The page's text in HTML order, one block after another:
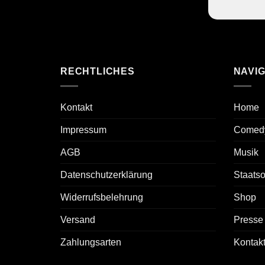
RECHTLICHES
Kontakt
Impressum
AGB
Datenschutzerklärung
Widerrufsbelehrung
Versand
Zahlungsarten
Home
Musik
Shop
Presse
Kontakt